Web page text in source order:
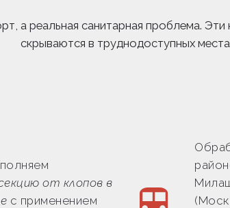
а реальная санитарная проблема.
скрываются в труднодоступных
от клопов в
с применением